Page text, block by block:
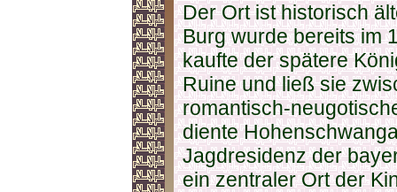
Der Ort ist historisch
Burg wurde bereits im
kaufte der spätere
Ruine und ließ sie
romantisch-
diente
Jagdresidenz der
ein zentraler Ort der